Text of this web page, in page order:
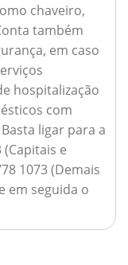
chaveiro,
também
em caso
hospitalização
com
Basta ligar para a
e
1073 (Demais
em seguida o